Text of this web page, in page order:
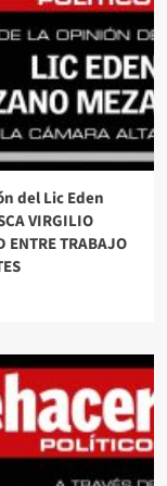
del Lic Eden
VIRGILIO
ENTRE TRABAJO